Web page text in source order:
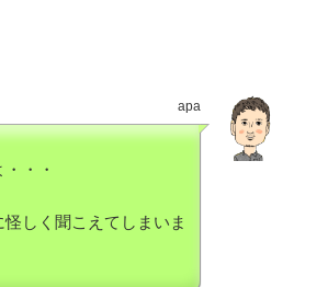
apa
・・
しく聞こえてしまいま